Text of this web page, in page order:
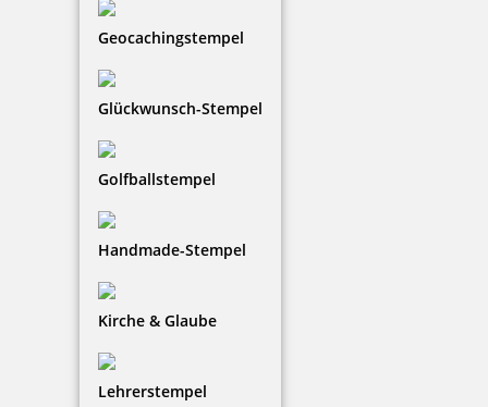
Geocachingstempel
Glückwunsch-Stempel
Golfballstempel
Handmade-Stempel
Kirche & Glaube
Lehrerstempel